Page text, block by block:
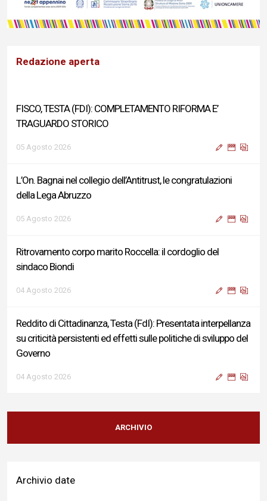
Redazione aperta
FISCO, TESTA (FDI): COMPLETAMENTO RIFORMA E’
TRAGUARDO STORICO
05 Agosto 2026
L’On. Bagnai nel collegio dell’Antitrust, le congratulazioni
della Lega Abruzzo
05 Agosto 2026
Ritrovamento corpo marito Roccella: il cordoglio del
sindaco Biondi
04 Agosto 2026
Reddito di Cittadinanza, Testa (FdI): Presentata interpellanza
su criticità persistenti ed effetti sulle politiche di sviluppo del
Governo
04 Agosto 2026
Sigismondi, Liris e Testa: “Profondo cordoglio e vicinanza al
Ministro Roccella e alla sua famiglia”
Terminal bus "Lorenzo Natali": modifiche temporanee alla
ARCHIVIO
Archivio date